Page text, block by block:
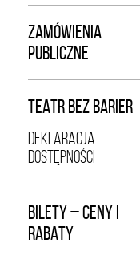
ZAMÓWIENIA
PUBLICZNE
TEATR BEZ BARIER
DEKLARACJA
DOSTĘPNOŚCI
BILETY – CENY I
RABATY